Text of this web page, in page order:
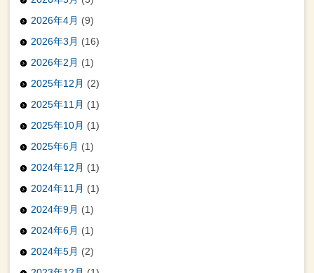
2026年4月 (9)
2026年3月 (16)
2026年2月 (1)
2025年12月 (2)
2025年11月 (1)
2025年10月 (1)
2025年6月 (1)
2024年12月 (1)
2024年11月 (1)
2024年9月 (1)
2024年6月 (1)
2024年5月 (2)